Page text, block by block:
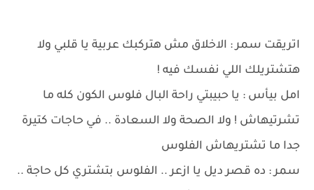
اتريقت سمر : الاخلاق مش هتركبك عربية يا قلبي ولا
هتشتريلك اللي نفسك فيه !
امل بيأس : يا حبيبتي راحة البال فلوس الكون كله ما
تشرتيهاش ! ولا الصحة ولا السعادة .. في حاجات كتيرة
جدا ما تشتريهاش الفلوس
سمر : ده قصر ديل يا ازعر .. الفلوس بتشتري كل حاجة ..